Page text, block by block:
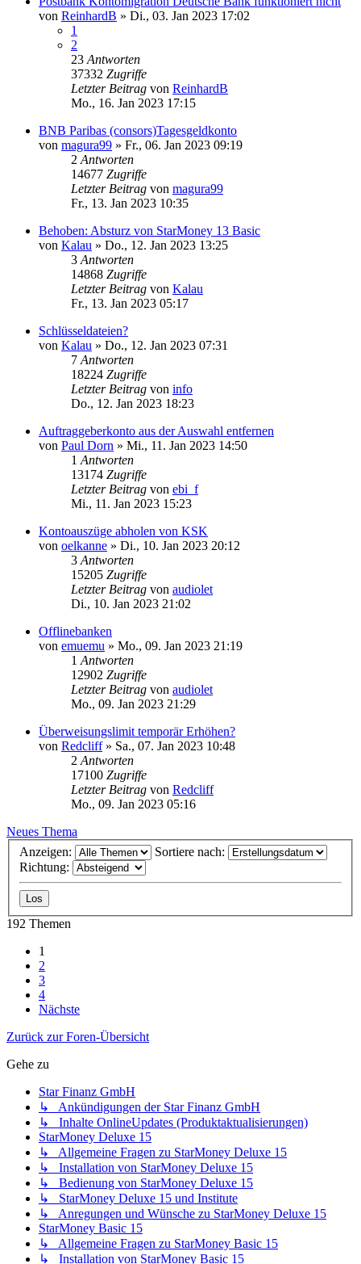
von ReinhardB » Di., 03. Jan 2023 17:02
1
2
23 Antworten
37332 Zugriffe
Letzter Beitrag von ReinhardB
Mo., 16. Jan 2023 17:15
BNB Paribas (consors)Tagesgeldkonto
von magura99 » Fr., 06. Jan 2023 09:19
2 Antworten
14677 Zugriffe
Letzter Beitrag von magura99
Fr., 13. Jan 2023 10:35
Behoben: Absturz von StarMoney 13 Basic
von Kalau » Do., 12. Jan 2023 13:25
3 Antworten
14868 Zugriffe
Letzter Beitrag von Kalau
Fr., 13. Jan 2023 05:17
Schlüsseldateien?
von Kalau » Do., 12. Jan 2023 07:31
7 Antworten
18224 Zugriffe
Letzter Beitrag von info
Do., 12. Jan 2023 18:23
Auftraggeberkonto aus der Auswahl entfernen
von Paul Dorn » Mi., 11. Jan 2023 14:50
1 Antworten
13174 Zugriffe
Letzter Beitrag von ebi_f
Mi., 11. Jan 2023 15:23
Kontoauszüge abholen von KSK
von oelkanne » Di., 10. Jan 2023 20:12
3 Antworten
15205 Zugriffe
Letzter Beitrag von audiolet
Di., 10. Jan 2023 21:02
Offlinebanken
von emuemu » Mo., 09. Jan 2023 21:19
1 Antworten
12902 Zugriffe
Letzter Beitrag von audiolet
Mo., 09. Jan 2023 21:29
Überweisungslimit temporär Erhöhen?
von Redcliff» Sa., 07. Jan 2023 10:48
2 Antworten
17100 Zugriffe
Letzter Beitrag von Redcliff
Mo., 09. Jan 2023 05:16
Neues Thema
Anzeigen:
Sortiere nach:
Richtung:
192 Themen
1
2
3
4
Nächste
Zurück zur Foren-Übersicht
Gehe zu
Star Finanz GmbH
↳ Ankündigungen der Star Finanz GmbH
↳ Inhalte OnlineUpdates (Produktaktualisierungen)
StarMoney Deluxe 15
↳ Allgemeine Fragen zu StarMoney Deluxe 15
↳ Installation von StarMoney Deluxe 15
↳ Bedienung von StarMoney Deluxe 15
↳ StarMoney Deluxe 15 und Institute
↳ Anregungen und Wünsche zu StarMoney Deluxe 15
StarMoney Basic 15
↳ Allgemeine Fragen zu StarMoney Basic 15
↳ Installation von StarMoney Basic 15